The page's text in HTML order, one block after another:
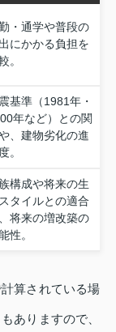
・通学や普段の
にかかる負担を
。
基準（1981年・
年など）との関
、建物劣化の進
。
構成や将来の生
タイルとの適合
将来の増改築の
性。
算されている場
ありますので、